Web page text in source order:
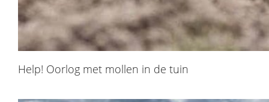
Help! Oorlog met mollen in de tuin